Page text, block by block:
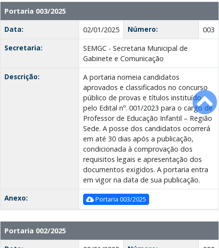
Portaria 003/2025
Data:
02/01/2025 Número:
003
Secretaria:
SEMGC - Secretaria Municipal de
Gabinete e Comunicação
Descrição:
A portaria nomeia candidatos
aprovados e classificados no concurso
público de provas e títulos instituído
pelo Edital nº. 001/2023 para o cargo de
Professor de Educação Infantil – Região
Sede. A posse dos candidatos ocorrerá
em até 30 dias após a publicação,
condicionada à comprovação dos
requisitos legais e apresentação dos
documentos exigidos. A portaria entra
em vigor na data de sua publicação.
Anexo:
Portaria 003/2025
Portaria 002/2025